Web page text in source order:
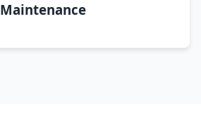
Maintenance